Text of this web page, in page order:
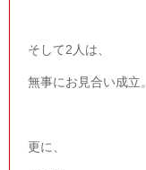
そして2 人は、
無事にお見合い成立。
更に、